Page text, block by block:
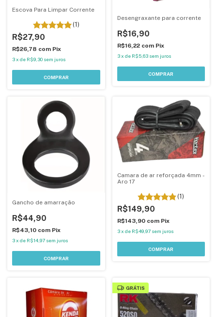
Escova Para Limpar Corrente
(1)
R$27,90
R$26,78 com Pix
3x de R$9,30 sem juros
Desengraxante para corrente
R$16,90
R$16,22 com Pix
3 x de R$5,63 sem juros
Gancho de amarração
R$44,90
R$43,10 com Pix
3x de R$14,97 sem juros
Camara de ar reforçada 4mm -
Aro 17
(1)
R$149,90
R$143,90 com Pix
3 x de R$49,97 sem juros
GRÁTIS